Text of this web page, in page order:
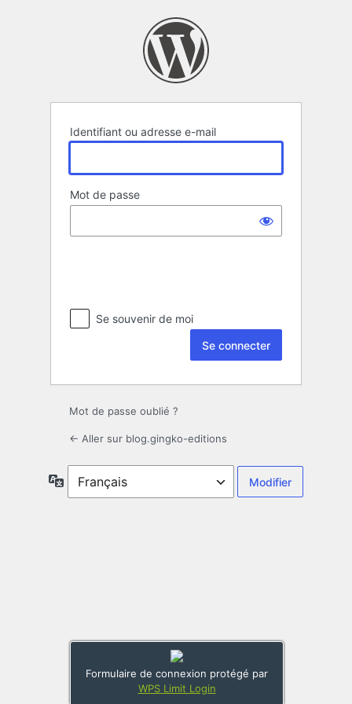
Identifiant ou adresse e-mail
Mot de passe
Formulaire de connexion protégé par
WPS Limit Login
Se souvenir de moi
Mot de passe oublié ?
← Aller sur blog.gingko-editions
Langue